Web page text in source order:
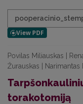
Povilas Miliauskas |
Žurauskas | Narimantas
torakotomiją